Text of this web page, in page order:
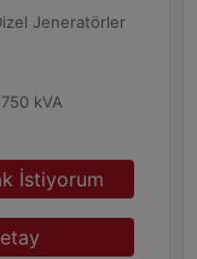
Jeneratörler
kVA
İstiyorum